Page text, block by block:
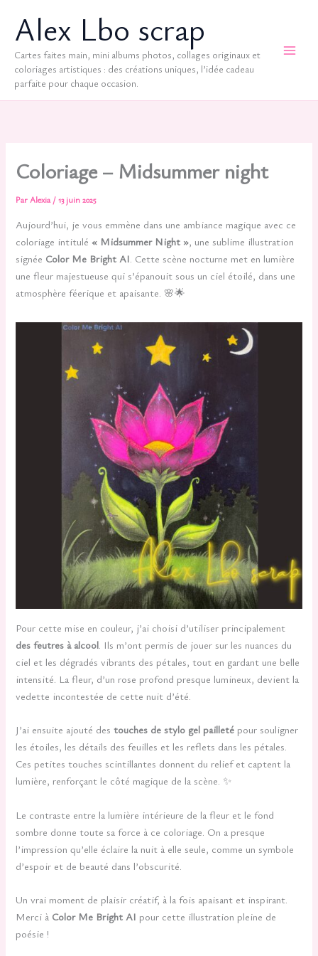
contenuAlex Lbo scrap
Cartes faites main, mini albums photos, collages originaux et
coloriages artistiques : des créations uniques, l’idée cadeau
parfaite pour chaque occasion.
Coloriage – Midsummer night
ParAlexia /13 juin 2025
Aujourd’hui, je vous emmène dans une ambiance magique avec ce
coloriage intitulé« Midsummer Night », une sublime illustration
signée Color Me Bright AI. Cette scène nocturne met en lumière
une fleur majestueuse qui s’épanouit sous un ciel étoilé, dans une
atmosphère féerique et apaisante. 🌸🌟
Pour cette mise en couleur, j’ai choisi d’utiliser principalement
des feutres à alcool. Ils m’ont permis de jouer sur les nuances du
ciel et les dégradés vibrants des pétales, tout en gardant une belle
intensité. La fleur, d’un rose profond presque lumineux, devient la
vedette incontestée de cette nuit d’été.
J’ai ensuite ajouté destouches de stylo gel pailleté pour souligner
les étoiles, les détails des feuilles et les reflets dans les pétales.
Ces petites touches scintillantes donnent du relief et captent la
lumière, renforçant le côté magique de la scène. ✨
Le contraste entre la lumière intérieure de la fleur et le fond
sombre donne toute sa force à ce coloriage. On a presque
l’impression qu’elle éclaire la nuit à elle seule, comme un symbole
d’espoir et de beauté dans l’obscurité.
Un vrai moment de plaisir créatif, à la fois apaisant et inspirant.
Merci à Color Me Bright AI pour cette illustration pleine de
poésie !